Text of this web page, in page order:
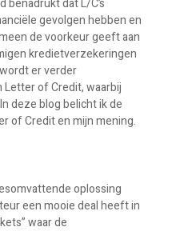
benadrukt dat L/C’s
gevolgen hebben en
de voorkeur geeft aan
kredietverzekeringen
er verder
of Credit, waarbij
deze blog belicht ik de
of Credit en mijn mening.
oplossing
een mooie deal heeft in
waar de